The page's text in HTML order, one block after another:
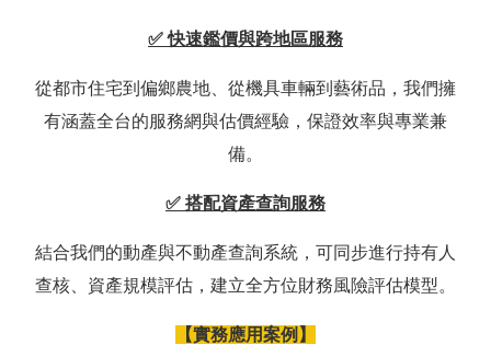
✅ 快速鑑價與跨地區服務
從都市住宅到偏鄉農地、從機具車輛到藝術品，我們擁
有涵蓋全台的服務網與估價經驗，保證效率與專業兼
備。
✅ 搭配資產查詢服務
結合我們的動產與不動產查詢系統，可同步進行持有人
查核、資產規模評估，建立全方位財務風險評估模型。
【實務應用案例】